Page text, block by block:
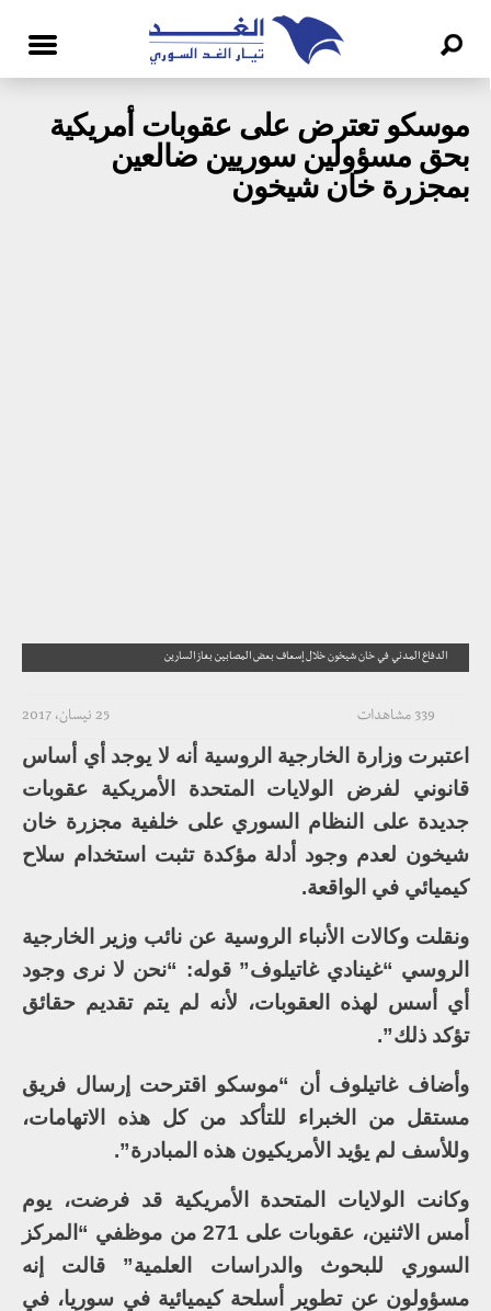
موسكو تعترض على عقوبات أمريكية
بحق مسؤولين سوريين ضالعين
بمجزرة خان شيخون
الدفاع المدني في خان شيخون خلال إسعاف بعض المصابين بغاز السارين
25 نيسان، 2017 339 مشاهدات
اعتبرت وزارة الخارجية الروسية أنه لا يوجد أي أساس
قانوني لفرض الولايات المتحدة الأمريكية عقوبات
جديدة على النظام السوري على خلفية مجزرة خان
شيخون لعدم وجود أدلة مؤكدة تثبت استخدام سلاح
كيميائي في الواقعة.
ونقلت وكالات الأنباء الروسية عن نائب وزير الخارجية
الروسي “غينادي غاتيلوف” قوله: “نحن لا نرى وجود
أي أسس لهذه العقوبات، لأنه لم يتم تقديم حقائق
تؤكد ذلك”.
وأضاف غاتيلوف أن “موسكو اقترحت إرسال فريق
مستقل من الخبراء للتأكد من كل هذه الاتهامات،
وللأسف لم يؤيد الأمريكيون هذه المبادرة”.
وكانت الولايات المتحدة الأمريكية قد فرضت، يوم
أمس الاثنين، عقوبات على 271 من موظفي “المركز
السوري للبحوث والدراسات العلمية” قالت إنه
مسؤولون عن تطوير أسلحة كيميائية في سوريا، في